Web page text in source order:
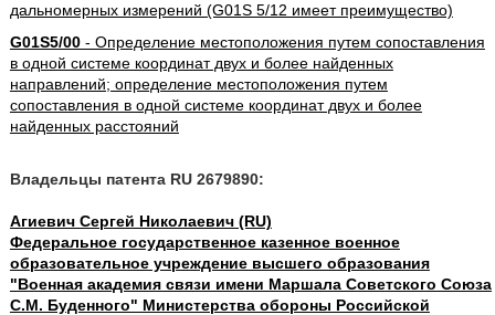
дальномерных измерений (G01S 5/12 имеет преимущество)
G01S5/00- Определение местоположения путем сопоставления
в одной системе координат двух и более найденных
направлений; определение местоположения путем
сопоставления в одной системе координат двух и более
найденных расстояний
Владельцы патента RU 2679890:
Агиевич Сергей Николаевич (RU)
Федеральное государственное казенное военное
образовательное учреждение высшего образования
"Военная академия связи имени Маршала Советского Союза
С.М. Буденного" Министерства обороны Российской